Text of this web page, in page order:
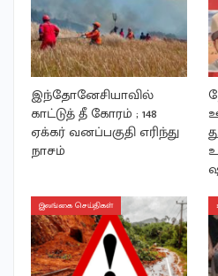
இந்தோனேசியாவில்
காட்டுத் தீ கோரம் ; 148
ஏக்கர் வனப்பகுதி எரிந்து
நாசம்
இலங்கை செய்திகள்